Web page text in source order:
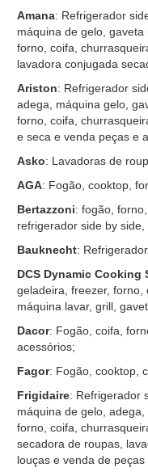
Amana: Refrigerador
máquina de gelo,
forno, coifa,
lavadora conjugada
Ariston: Refrigerador
adega, máquina gelo,
forno, coifa,
e seca e venda peças e
Asko: Lavadoras de
AGA: Fogão, cooktop,
Bertazzoni: fogão,
refrigerador side by
Bauknecht:
DCS Dynamic Cooking
geladeira, freezer, forno,
máquina lavar, grill,
Dacor: Fogão, coifa,
acessórios;
Fagor: Fogão, cooktop,
Frigidaire: Refrigerador
máquina de gelo,
forno, coifa,
secadora de roupas,
louças e venda de